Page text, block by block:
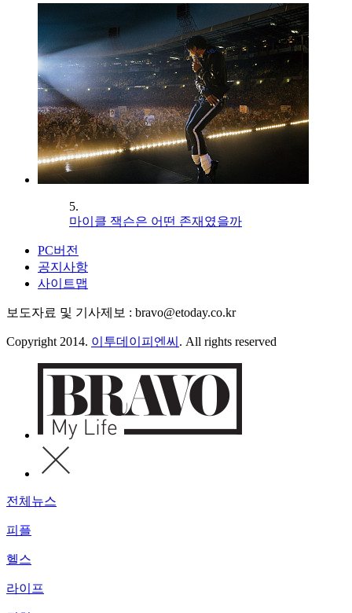
5.
마이클 잭슨은 어떤 존재였을까
PC버전
공지사항
사이트맵
보도자료 및 기사제보 : bravo@etoday.co.kr
Copyright 2014. 이투데이피엔씨 . All rights reserved
전체뉴스
피플
헬스
라이프